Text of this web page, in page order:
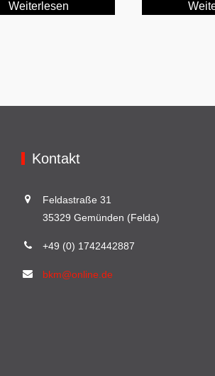
Weiterlesen
Kontakt
Feldastraße 31
35329 Gemünden (Felda)
+49 (0) 1742442887
bkm@online.de